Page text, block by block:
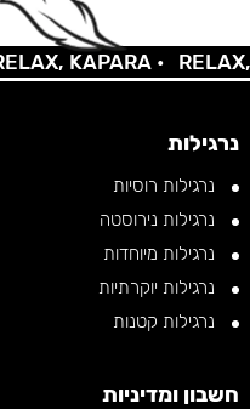
KAPARA • RELAX,
נרגילות
נרגילות רוסיות
נרגילות נירוסטה
נרגילות מיוחדות
נרגילות יוקרתיות
נרגילות קטנות
חשבון ומדיניות